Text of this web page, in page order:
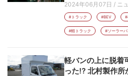
2024年06月07日 / ニ
#トラック #BEV #
#軽トラック #ソーラー
軽バンの上に脱着
った!? 北村製作